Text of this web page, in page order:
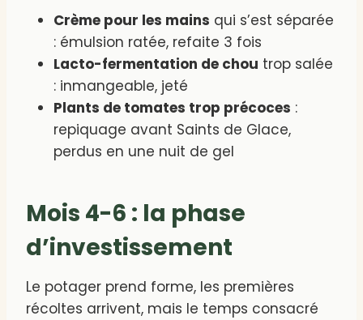
Crème pour les mains qui s’est séparée
: émulsion ratée, refaite 3 fois
Lacto-fermentation de chou trop salée
: inmangeable, jeté
Plants de tomates trop précoces :
repiquage avant Saints de Glace,
perdus en une nuit de gel
Mois 4-6 : la phase
d’investissement
Le potager prend forme, les premières
récoltes arrivent, mais le temps consacré